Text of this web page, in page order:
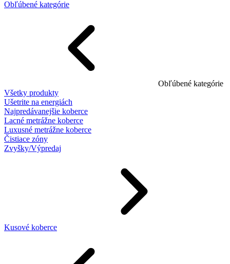
Obľúbené kategórie
Obľúbené kategórie
Všetky produkty
Ušetrite na energiách
Najpredávanejšie koberce
Lacné metrážne koberce
Luxusné metrážne koberce
Čistiace zóny
Zvyšky/Výpredaj
Kusové koberce